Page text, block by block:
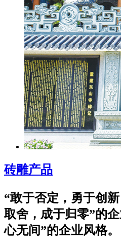
砖雕产品
“敢于否定，勇于创
取舍，成于归零”的
心无间”的企业风格。